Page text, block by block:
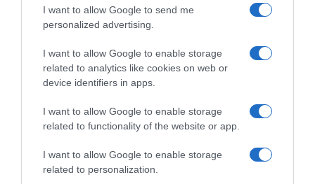
I want to allow Google to send me
personalized advertising.
I want to allow Google to enable storage
related to analytics like cookies on web or
device identifiers in apps.
I want to allow Google to enable storage
related to functionality of the website or app.
I want to allow Google to enable storage
related to personalization.
ΠΟΛΙΤΙΚΗ